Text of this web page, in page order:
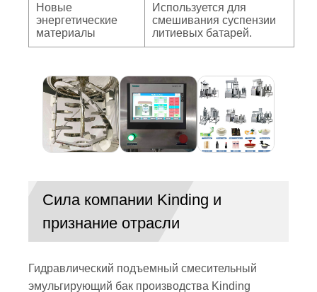
Новые
энергетические
материалы
Используется для
смешивания суспензии
литиевых батарей.
Сила компании Kinding и
признание отрасли
Гидравлический подъемный смесительный
эмульгирующий бак производства Kinding